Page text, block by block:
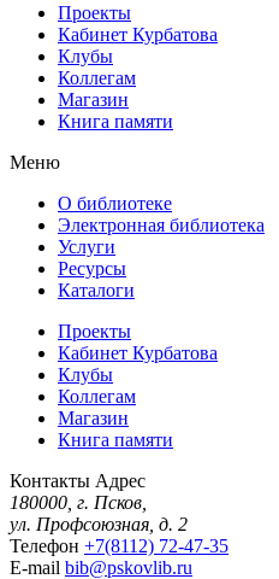
Проекты
Кабинет Курбатова
Клубы
Коллегам
Магазин
Книга памяти
Меню
О библиотеке
Электронная библиотека
Услуги
Ресурсы
Каталоги
Проекты
Кабинет Курбатова
Клубы
Коллегам
Магазин
Книга памяти
Контакты Адрес
180000, г. Псков,
ул. Профсоюзная, д. 2
Телефон +7(8112) 72-47-35
E-mail bib@pskovlib.ru